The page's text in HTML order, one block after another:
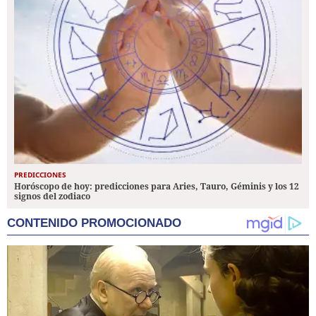
PREDICCIONES
Horóscopo de hoy: predicciones para Aries, Tauro, Géminis y los 12
signos del zodiaco
CONTENIDO PROMOCIONADO